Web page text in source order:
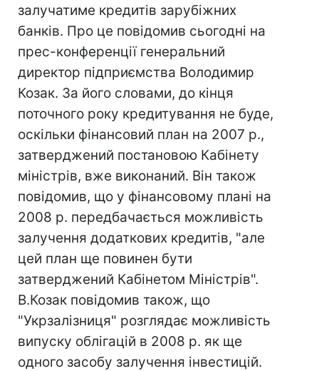
залучатиме кредитів зарубіжних
банків. Про це повідомив сьогодні на
прес-конференції генеральний
директор підприємства Володимир
Козак. За його словами, до кінця
поточного року кредитування не буде,
оскільки фінансовий план на 2007 р.,
затверджений постановою Кабінету
міністрів, вже виконаний. Він також
повідомив, що у фінансовому плані на
2008 р. передбачається можливість
залучення додаткових кредитів, "але
цей план ще повинен бути
затверджений Кабінетом Міністрів".
В.Козак повідомив також, що
"Укрзалізниця" розглядає можливість
випуску облігацій в 2008 р. як ще
одного засобу залучення інвестицій.